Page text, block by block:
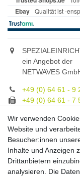
ein Angebot der
NETWAVES
+49 (0) 64 61 - 9
+49 (0) 64 61 - 7
Unsere
Montag - Freitag,
Wir verwenden
Website und
Besucher:innen
Inhalte und Anzeigen
Drittanbietern
analysieren. Die